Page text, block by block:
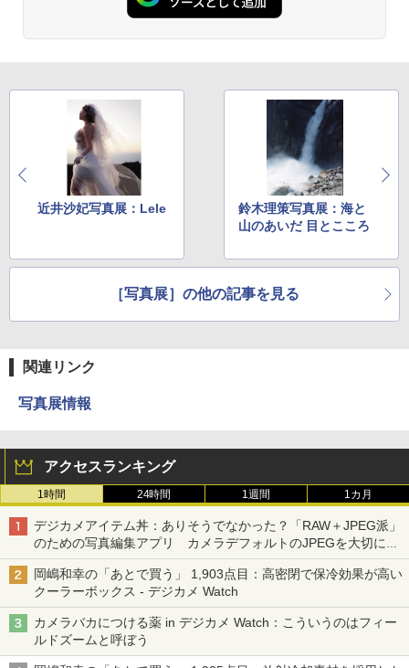
近井沙妃写真展：Lele
鈴木理策写真展：海と
山のあいだ 目とこころ
［写真展］の他の記事を見る
関連リンク
写真展情報
アクセスランキング
1時間 24時間 1週間 1カ月
デジカメアイテム丼：ありそうでなかった？「RAW＋JPEG派」
のための写真編集アプリ カメラデフォルトのJPEGを大切にす
る「Filmator」
岡嶋和幸の「あとで買う」 1,903点目：高密閉で保冷効果が高い
クーラーボックス - デジカメ Watch
カメラバカにつける薬 in デジカメ Watch：こういうのはフィー
ルドズームと呼ぼう